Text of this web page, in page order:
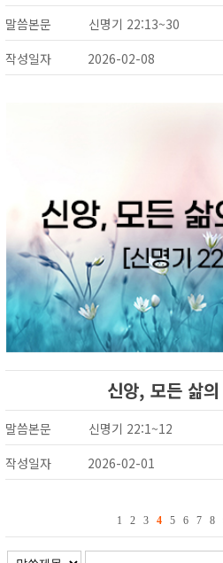
말씀본문
신명기 22:13~30
작성일자
2026-02-08
신앙, 모든 삶
말씀본문
신명기 22:1~12
작성일자
2026-02-01
1 2 3 4 5 6 7 8